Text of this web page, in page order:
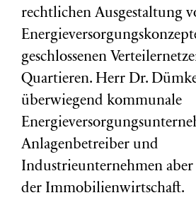
rechtlichen Ausgestaltung
geschlossenen
Quartieren. Herr Dr.
überwiegend kommunale
Anlagenbetreiber und
Industrieunternehmen aber
der Immobilienwirtschaft.